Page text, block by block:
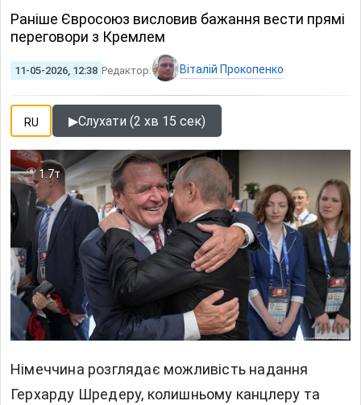
Раніше Євросоюз висловив бажання вести прямі
переговори з Кремлем
11-05-2026, 12:38 Редактор: Віталій Прокопенко
RU ▶Слухати (2 хв 15 сек)
1.7т
Німеччина розглядає можливість надання
Герхарду Шредеру, колишньому канцлеру та